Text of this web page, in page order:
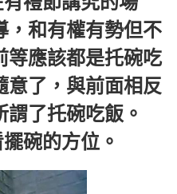
，和有權有勢但不
等應該都是托碗吃
意了，與前面相反
謂了托碗吃飯。
碗的方位。